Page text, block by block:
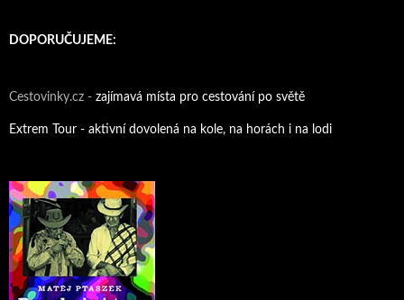
DOPORUČUJEME:
Cestovinky.cz - zajímavá místa pro cestování po světě
Extrem Tour - aktivní dovolená na kole, na horách i na lodi